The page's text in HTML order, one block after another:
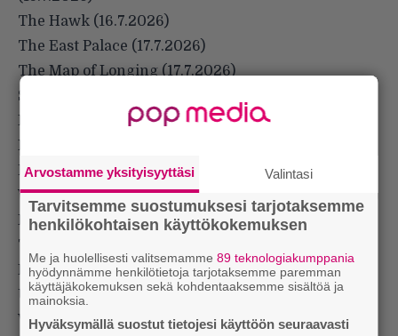
The Hawk (16.7.2026)
The East Palace (17.7.2026)
The Map of Longing (17.7.2026)
Spooky in Love (18.7.2026)
Elite Force (22.7.2026)
Kaulitz & Kaulitz: Kausi 3 (23.7.2026)
Ransom Canyon: Kausi 2 (23.7.2026)
Wrath (29.7.2026)
Final Project (29.7.2026)
The Bombing of Pan Am 103 (30.7.2026)
Musafir Cafe (tulossa pian)
Urheilusarjat
WWE: Unreal: Kausi 3 (21.7.2026)
Arvostamme yksityisyyttäsi Valintasi
Tarvitsemme suostumuksesi tarjotaksemme
henkilökohtaisen käyttökokemuksen
Me ja huolellisesti valitsemamme89 teknologiakumppania
hyödynnämme henkilötietoja tarjotaksemme paremman
käyttäjäkokemuksen sekä kohdentaaksemme sisältöä ja
mainoksia.
Hyväksymällä suostut tietojesi käyttöön seuraavasti